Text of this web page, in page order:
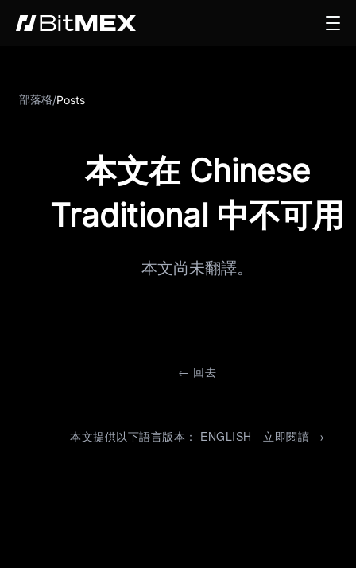
部落格/Posts
本文在 Chinese
Traditional 中不可用
本文尚未翻譯。
← 回去
本文提供以下語言版本： ENGLISH - 立即閱讀 →